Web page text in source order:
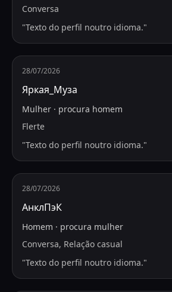
Conversa
"Texto do perfil noutro idioma."
28/07/2026
Яркая_Муза
Mulher · procura homem
Flerte
"Texto do perfil noutro idioma."
28/07/2026
АнклПэК
Homem · procura mulher
Conversa, Relação casual
"Texto do perfil noutro idioma."